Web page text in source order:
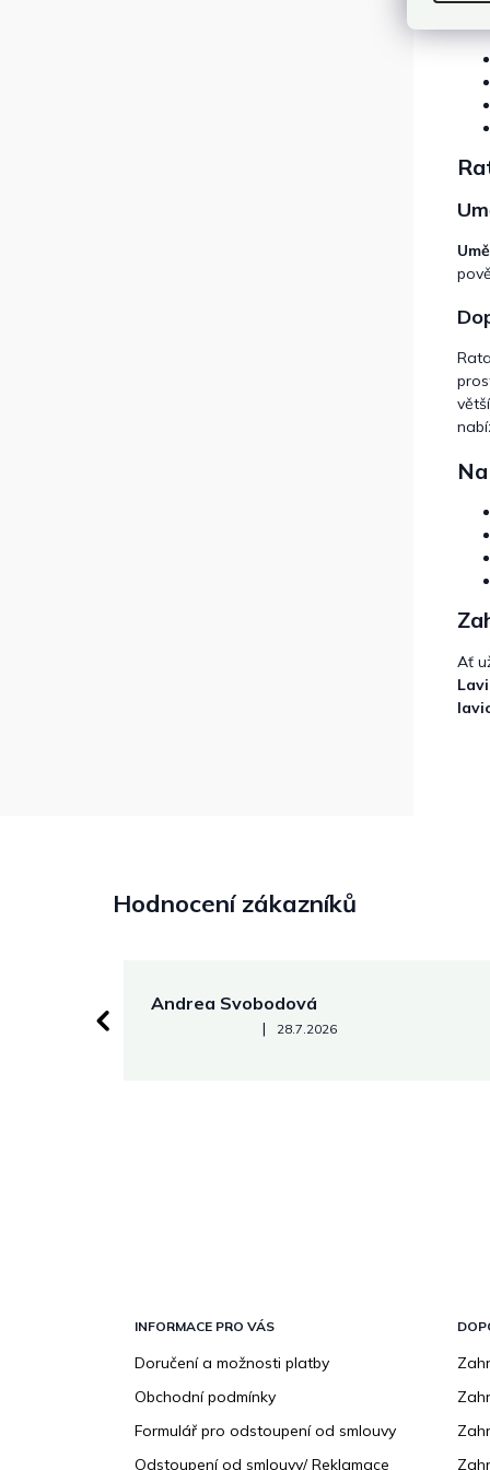
Ať
Hodnocení zákazníků
Andrea Svobodová
Hodnocení obchodu je 5 z 5 hvězdiček.
| 28.7.2026
INFORMACE PRO VÁS
Doručení a možnosti platby
Obchodní podmínky
Formulář pro odstoupení od smlouvy
Odstoupení od smlouvy/ Reklamace